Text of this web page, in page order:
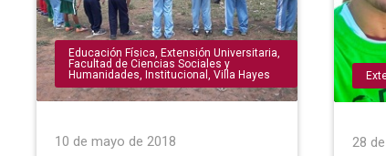
Educación Física, Extensión Universitaria,
Facultad de Ciencias Sociales y
Humanidades, Institucional , Villa Hayes
10 de mayo de 2018 28